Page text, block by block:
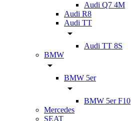
Audi Q7 4M
Audi R8
Audi TT
Audi TT 8S
BMW
BMW 5er
BMW 5er F10
Mercedes
SEAT